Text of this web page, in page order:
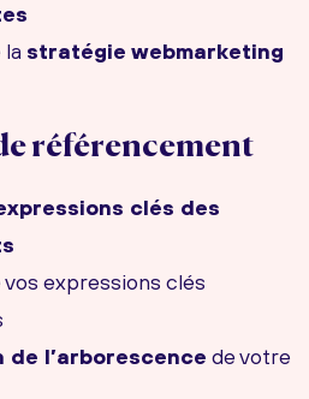
stratégie webmarketing
référencement
clés des
expressions clés
de l’arborescence de votre